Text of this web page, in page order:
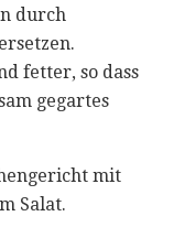
durch
fetter, so dass
gegartes
mit
Salat.